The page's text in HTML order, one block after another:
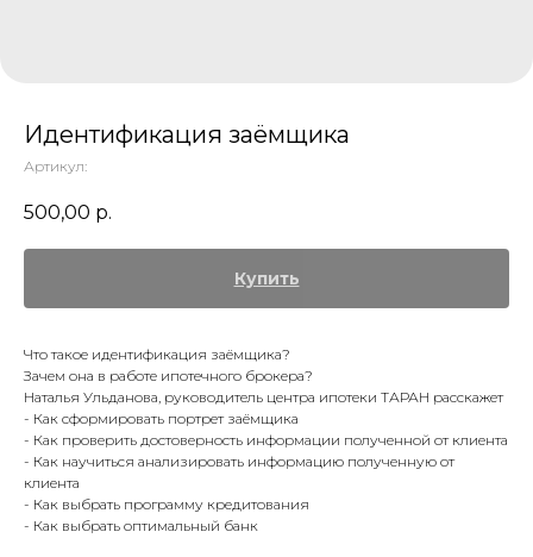
Идентификация заёмщика
Артикул:
500,00 р.
Купить
Что такое идентификация заёмщика?
Зачем она в работе ипотечного брокера?
Наталья Ульданова, руководитель центра ипотеки ТАРАН расскажет
- Как сформировать портрет заёмщика
- Как проверить достоверность информации полученной от клиента
- Как научиться анализировать информацию полученную от
клиента
- Как выбрать программу кредитования
- Как выбрать оптимальный банк